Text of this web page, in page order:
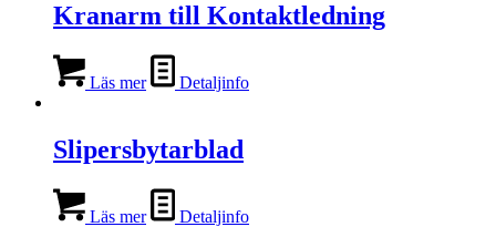
Kranarm till Kontaktledning
Läs mer Detaljinfo
Slipersbytarblad
Läs mer Detaljinfo